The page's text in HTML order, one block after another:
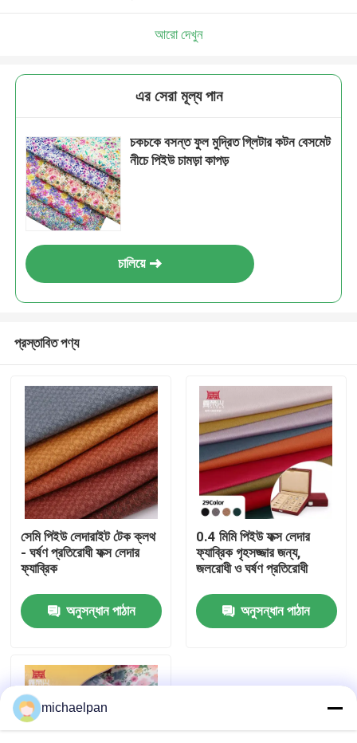
পণ্য
আরো দেখুন
এর সেরা মূল্য পান
চকচকে বসন্ত ফুল মুদ্রিত গ্লিটার কটন বেসমেট
নীচে পিইউ চামড়া কাপড়
চালিয়ে
প্রস্তাবিত পণ্য
সেমি পিইউ লেদারাইট টেক ক্লথ
- ঘর্ষণ প্রতিরোধী ফক্স লেদার
ফ্যাব্রিক
অনুসন্ধান পাঠান
0.4 মিমি পিইউ ফক্স লেদার
ফ্যাব্রিক গৃহসজ্জার জন্য,
জলরোধী ও ঘর্ষণ প্রতিরোধী
অনুসন্ধান পাঠান
michaelpan